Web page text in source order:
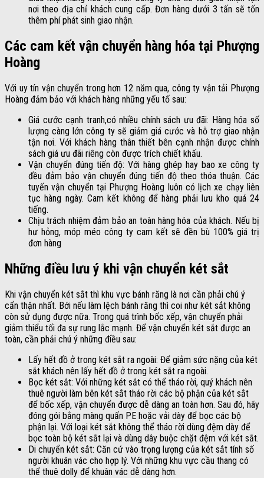
nơi theo địa chỉ khách cung cấp. Đơn hàng dưới 3 tấn sẽ tốn
thêm phí phát sinh giao nhận.
Các cam kết vận chuyển hàng hóa tại Phượng
Hoàng
Với uy tín vận chuyển trong hơn 12 năm qua, công ty vận tải Phượng
Hoàng đảm bảo với khách hàng những yếu tố sau:
Giá cước cạnh tranh,có nhiều chính sách ưu đãi: Hàng hóa số
lượng càng lớn công ty sẽ giảm giá cước và hỗ trợ giao nhận
tận nơi. Với khách hàng thân thiết bên cạnh nhận được chính
sách giá ưu đãi riêng còn được trích chiết khấu.
Vận chuyển đúng tiến độ: Với hàng ghép hay bao xe công ty
đều đảm bảo vận chuyển đúng tiến độ theo thóa thuận. Các
tuyến vận chuyển tại Phượng Hoàng luôn có lịch xe chạy liên
tục hàng ngày. Cam kết không để hàng phải lưu kho quá 24
tiếng.
Chịu trách nhiệm đảm bảo an toàn hàng hóa của khách. Nếu bị
hư hỏng, móp méo công ty cam kết sẽ đền bù 100% giá trị
đơn hàng
Những điều lưu ý khi vận chuyển két sắt
Khi vận chuyển két sắt thì khu vực bánh răng là nơi cần phải chú ý
cẩn thận nhất. Bới nếu làm lệch bánh răng thì coi như két sắt không
còn sử dụng được nữa. Trong quá trình bốc xếp, vận chuyển phải
giảm thiểu tối đa sự rung lắc mạnh. Để vận chuyển két sắt được an
toàn, cần phải chú ý những điều sau:
Lấy hết đồ ở trong két sắt ra ngoài: Để giảm sức nặng của két
sắt khách nên lấy hết đồ ở trong két sắt ra ngoài.
Bọc két sắt: Với những két sắt có thể tháo rời, quý khách nên
thuê người làm bên két sắt tháo rời các bộ phận của két sắt
để bốc xếp, vận chuyển được dễ dàng an toàn hơn. Sau đó, hãy
đóng gói bằng màng quấn PE hoặc vải dày để bọc các bộ
phận lại. Với loại két sắt không thể tháo rời dùng đệm dày để
bọc toàn bộ két sắt lại và dùng dây buộc chặt đệm với két sắt.
Di chuyển két sắt: Căn cứ vào trọng lượng của két sắt tính số
người khuân vác cho hợp lý. Với những khu vực cầu thang có
thể thuê dolly để khuân vác dễ dàng hơn.